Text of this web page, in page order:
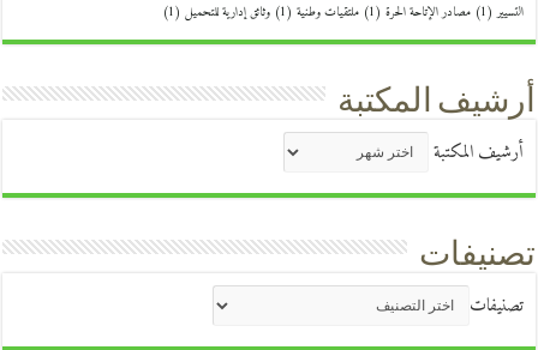
التسيير(1) مصادر الإتاحة الحرة (1) ملتقيات وطنية (1) وثائق إدارية للتحميل (1)
أرشيف المكتبة
أرشيف المكتبة
تصنيفات
تصنيفات